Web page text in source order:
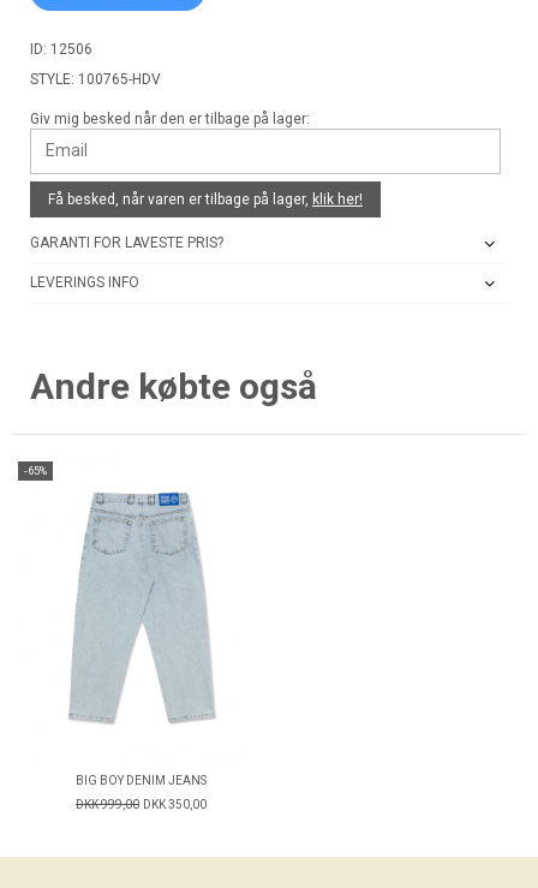
ID: 12506
STYLE: 100765-HDV
Giv mig besked når den er tilbage på lager:
Få besked, når varen er tilbage på lager, klik her!
GARANTI FOR LAVESTE PRIS?
LEVERINGS INFO
Andre købte også
-65%
BIG BOY DENIM JEANS
DKK 999,00 DKK 350,00